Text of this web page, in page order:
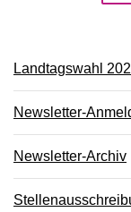
Landtagswahl
Newsletter-
Newsletter-Archiv